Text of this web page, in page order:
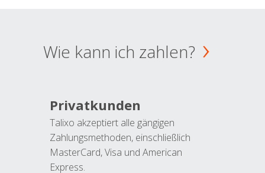
Wie kann ich zahlen?
Privatkunden
Talixo akzeptiert alle gängigen
Zahlungsmethoden, einschließlich
MasterCard, Visa und American
Express.